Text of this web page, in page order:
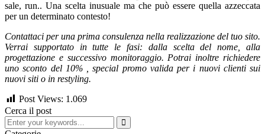
sale, run.. Una scelta inusuale ma che può essere quella azzeccata
per un determinato contesto!
Contattaci per una prima consulenza nella realizzazione del tuo sito.
Verrai supportato in tutte le fasi: dalla scelta del nome, alla
progettazione e successivo monitoraggio. Potrai inoltre richiedere
uno sconto del 10% , special promo valida per i nuovi clienti sui
nuovi siti o in restyling.
Post Views: 1.069
Cerca il post